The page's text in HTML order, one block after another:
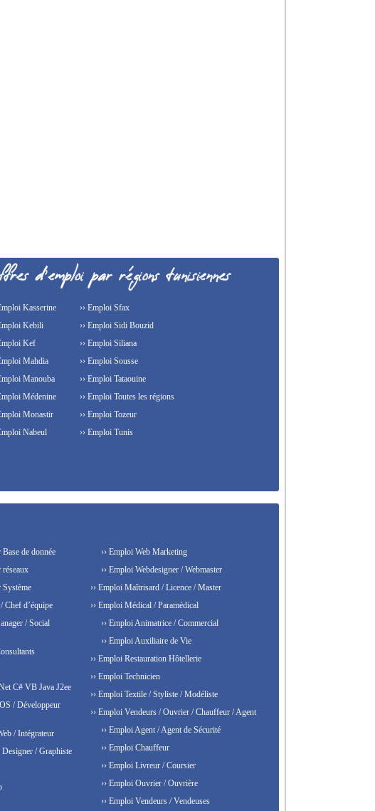
Kasserine
Kebili
Kef
Mahdia
Manouba
Médenine
Monastir
Nabeul
›› Emploi Sfax
›› Emploi Sidi Bouzid
›› Emploi Siliana
›› Emploi Sousse
›› Emploi Tataouine
›› Emploi Toutes les régions
›› Emploi Tozeur
›› Emploi Tunis
de donnée
réseaux
Système
Chef d’équipe
/ Social
C# VB Java J2ee
/ Développeur
/ Intégrateur
/ Graphiste
›› Emploi Web Marketing
›› Emploi Webdesigner / Webmaster
›› Emploi Maîtrisard / Licence / Master
›› Emploi Médical / Paramédical
›› Emploi Animatrice / Commercial
›› Emploi Auxiliaire de Vie
›› Emploi Restauration Hôtellerie
›› Emploi Technicien
›› Emploi Textile / Styliste / Modéliste
›› Emploi Vendeurs / Ouvrier / Chauffeur / Agent
›› Emploi Agent / Agent de Sécurité
›› Emploi Chauffeur
›› Emploi Livreur / Coursier
›› Emploi Ouvrier / Ouvrière
›› Emploi Vendeurs / Vendeuses